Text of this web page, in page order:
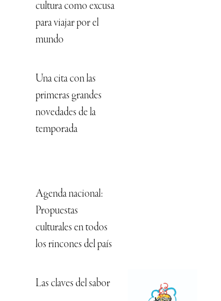
cultura como excusa
para viajar por el
mundo
Una cita con las
primeras grandes
novedades de la
temporada
Agenda nacional:
Propuestas
culturales en todos
los rincones del país
Las claves del sabor